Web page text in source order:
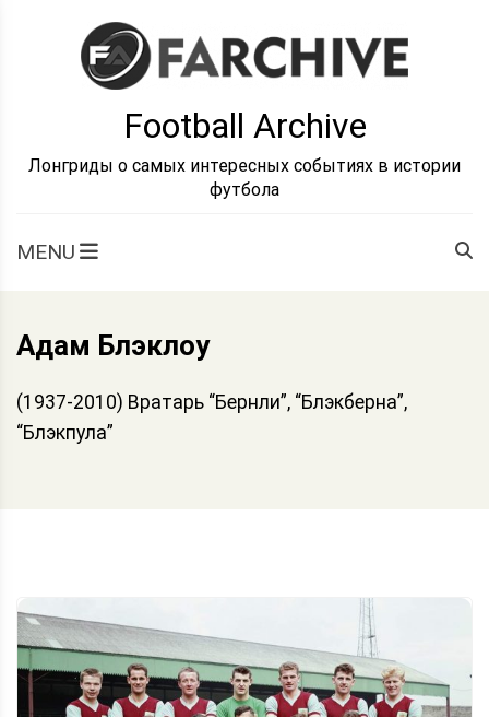
Football Archive
Лонгриды о самых интересных событиях в истории
футбола
MENU
Адам Блэклоу
(1937-2010) Вратарь “Бернли”, “Блэкберна”,
“Блэкпула”